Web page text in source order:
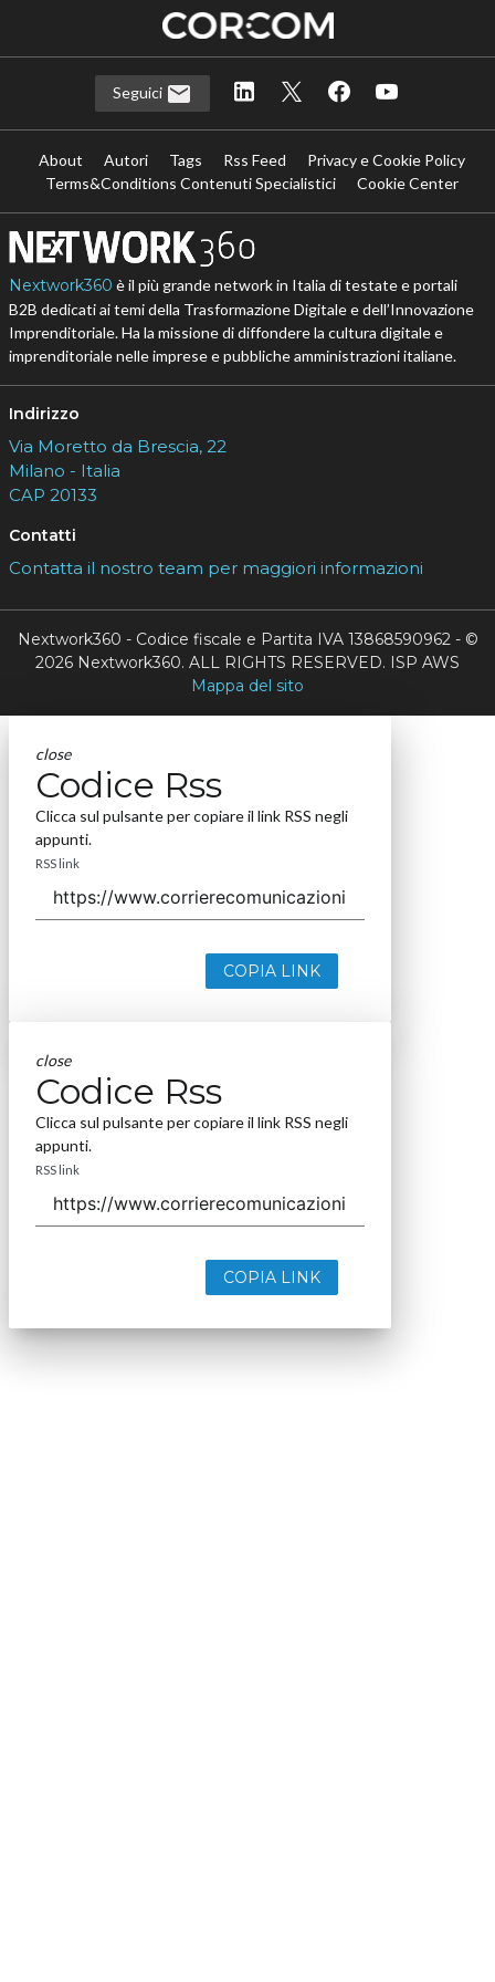
Seguici
About Autori Tags Rss Feed
Privacy e Cookie Policy
Terms&Conditions Contenuti Specialistici
Cookie Center
Nextwork360 è il più grande network in Italia di testate e portali
B2B dedicati ai temi della Trasformazione Digitale e dell’Innovazione
Imprenditoriale. Ha la missione di diffondere la cultura digitale e
imprenditoriale nelle imprese e pubbliche amministrazioni italiane.
Indirizzo
Via Moretto da Brescia, 22
Milano - Italia
CAP 20133
Contatti
Contatta il nostro team per maggiori informazioni
Nextwork360 - Codice fiscale e Partita IVA 13868590962 - ©
2026 Nextwork360. ALL RIGHTS RESERVED. ISP AWS
Mappa del sito
close
Codice Rss
Clicca sul pulsante per copiare il link RSS negli
appunti.
RSS link
COPIA LINK
close
Codice Rss
Clicca sul pulsante per copiare il link RSS negli
appunti.
RSS link
COPIA LINK